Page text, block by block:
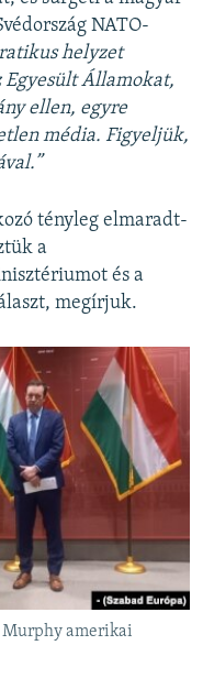
NATO-
helyzet
Államokat,
ellen, egyre
média. Figyeljük,
tényleg elmaradt-
a
és a
megírjuk.
Murphy amerikai